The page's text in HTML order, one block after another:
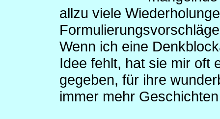
allzu viele
Wenn ich eine
Idee fehlt, hat sie mir oft
gegeben, für ihre
immer mehr